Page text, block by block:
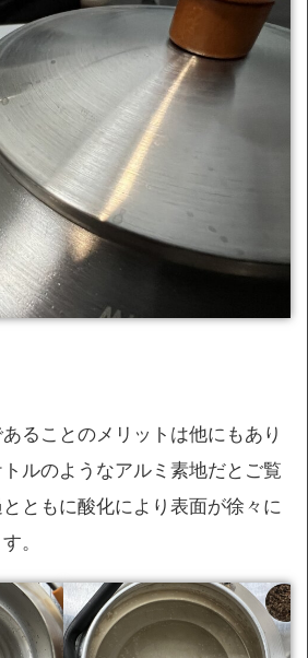
ることのメリットは他にもあり
ルのようなアルミ素地だとご覧
ともに酸化により表面が徐々に
。